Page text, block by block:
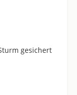
gesichert